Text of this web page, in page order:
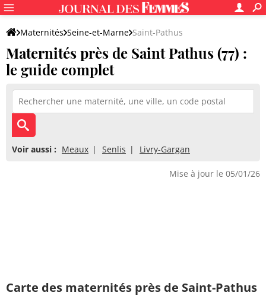
Maternités Seine-et-Marne Saint-Pathus
Maternités près de Saint Pathus (77) :
le guide complet
Voir aussi : Meaux Senlis Livry-Gargan
Mise à jour le 05/01/26
Carte des maternités près de Saint-Pathus